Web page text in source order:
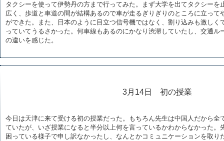
タクシーを使って伊勢丹の方まで行ってみた。まず大学を出てタクシーを
広く、歩道と車道の間が結構あるので車が走るぎりぎりのところに立って
ができた。また、日本のように目立つ信号機ではなく、割り込みも激しく
っていてうるさかった。何車線もあるのにかなり渋滞していたし、交通ル
の違いを感じた。
3月14日 初の授業
今日は天津に来て受ける初の授業だった。もちろん先生は中国人だから全
ていたが、いざ授業になると半分以上何を言っているかわからなかった。
困っている様子で申し訳なかったし、なんとかコミュニケーションを取り